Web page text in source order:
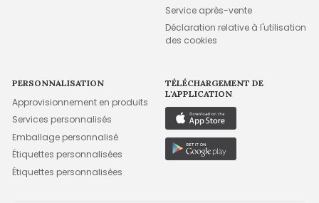
Service après-vente
Déclaration relative à l'utilisation
des cookies
PERSONNALISATION
Approvisionnement en produits
Services personnalisés
Emballage personnalisé
Étiquettes personnalisées
Étiquettes personnalisées
TÉLÉCHARGEMENT DE
L'APPLICATION